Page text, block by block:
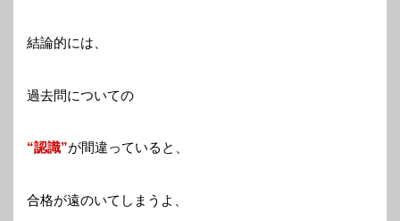
結論的には、
過去問についての
“認識”が間違っていると、
合格が遠のいてしまうよ、